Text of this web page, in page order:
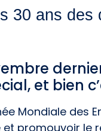
30 ans des
et bien
Mondiale des
promouvoir le